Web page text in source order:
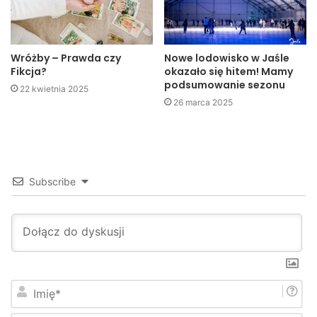
Dębowca i Okolic.
Aleksandra Kozik, Prezes Stowarzyszenia Miłośników
Przywrócenie nazw ulic związane jest z wymianą
Wróżby – Prawda czy
Fikcja?
22 kwietnia 2025
Nowe lodowisko w Jaśle
okazało się hitem! Mamy
podsumowanie sezonu
26 marca 2025
Subscribe
i